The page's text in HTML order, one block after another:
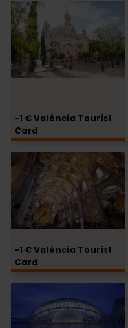
-1 € València Tourist
Card
Entrada
a
la
Iglesia
de
los
con
audiovisual
"Barroc
Immersive"
-1 € València Tourist
Card
Entrada
la
Iglesia
San
Nicolás,
la
Capilla
valenciana
Hemisfèric